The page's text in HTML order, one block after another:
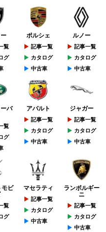
覧
グ
ポルシェ
記事一覧
カタログ
中古車
ルノー
記事一覧
カタログ
中古車
バ
覧
グ
アバルト
記事一覧
カタログ
中古車
ジャガー
記事一覧
カタログ
中古車
モビ
覧
グ
マセラティ
記事一覧
カタログ
中古車
ランボルギー
ニ
記事一覧
カタログ
中古車